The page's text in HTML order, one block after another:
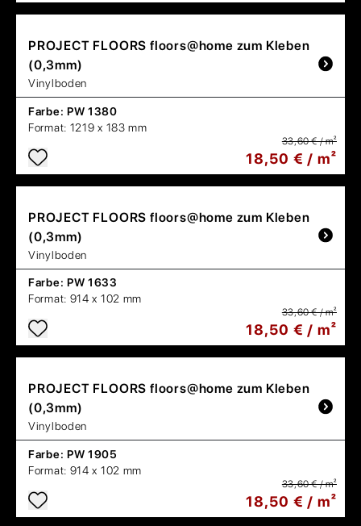
PROJECT FLOORS floors@home zum Kleben
(0,3mm)
Vinylboden
Farbe: PW 1380
Format: 1219 x 183 mm
33,60 € / m²
18,50 € / m²
PROJECT FLOORS floors@home zum Kleben
(0,3mm)
Vinylboden
Farbe: PW 1633
Format: 914 x 102 mm
33,60 € / m²
18,50 € / m²
PROJECT FLOORS floors@home zum Kleben
(0,3mm)
Vinylboden
Farbe: PW 1905
Format: 914 x 102 mm
33,60 € / m²
18,50 € / m²